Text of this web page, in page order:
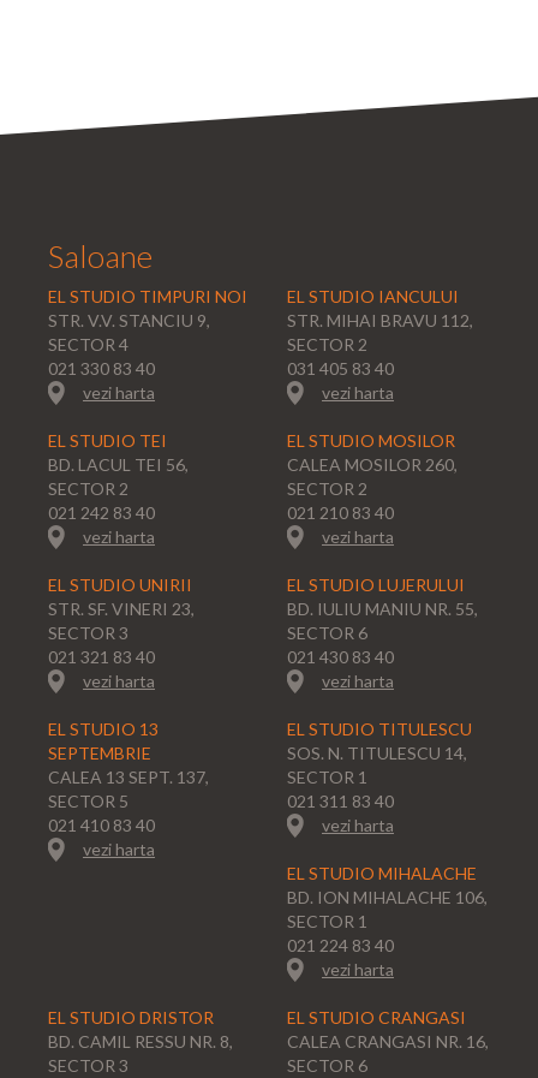
Saloane
EL STUDIO TIMPURI NOI
STR. V.V. STANCIU 9,
SECTOR 4
021 330 83 40
vezi harta
EL STUDIO IANCULUI
STR. MIHAI BRAVU 112,
SECTOR 2
031 405 83 40
vezi harta
EL STUDIO TEI
BD. LACUL TEI 56,
SECTOR 2
021 242 83 40
vezi harta
EL STUDIO MOSILOR
CALEA MOSILOR 260,
SECTOR 2
021 210 83 40
vezi harta
EL STUDIO UNIRII
STR. SF. VINERI 23,
SECTOR 3
021 321 83 40
vezi harta
EL STUDIO LUJERULUI
BD. IULIU MANIU NR. 55,
SECTOR 6
021 430 83 40
vezi harta
EL STUDIO 13
SEPTEMBRIE
CALEA 13 SEPT. 137,
SECTOR 5
021 410 83 40
vezi harta
EL STUDIO TITULESCU
SOS. N. TITULESCU 14,
SECTOR 1
021 311 83 40
vezi harta
EL STUDIO MIHALACHE
BD. ION MIHALACHE 106,
SECTOR 1
021 224 83 40
vezi harta
EL STUDIO DRISTOR
BD. CAMIL RESSU NR. 8,
SECTOR 3
EL STUDIO CRANGASI
CALEA CRANGASI NR. 16,
SECTOR 6